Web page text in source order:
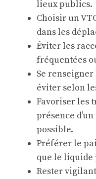
lieux publics.
Choisir un
dans les
Éviter les
fréquentées
Se
éviter selon
Favoriser les
présence
possible.
Préférer le
que le
Rester